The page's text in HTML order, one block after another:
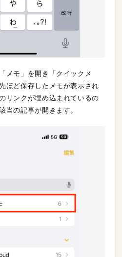
メモ」を開き「クイックメ
ほど保存したメモが表示され
リンクが埋め込まれているの
当の記事が開きます。